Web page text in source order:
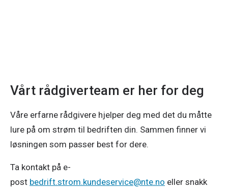
Vårt rådgiverteam er her for deg
Våre erfarne rådgivere hjelper deg med det du måtte
lure på om strøm til bedriften din. Sammen finner vi
løsningen som passer best for dere.
Ta kontakt på e-
post bedrift.strom.kundeservice@nte.no eller snakk